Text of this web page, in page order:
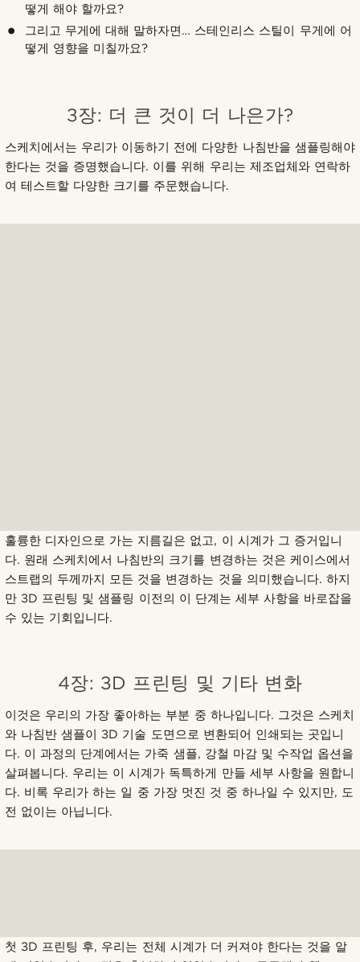
떻게 해야 할까요?
그리고 무게에 대해 말하자면… 스테인리스 스틸이 무게에 어
떻게 영향을 미칠까요?
3장: 더 큰 것이 더 나은가?
스케치에서는 우리가 이동하기 전에 다양한 나침반을 샘플링해야
한다는 것을 증명했습니다. 이를 위해 우리는 제조업체와 연락하
여 테스트할 다양한 크기를 주문했습니다.
훌륭한 디자인으로 가는 지름길은 없고, 이 시계가 그 증거입니
다. 원래 스케치에서 나침반의 크기를 변경하는 것은 케이스에서
스트랩의 두께까지 모든 것을 변경하는 것을 의미했습니다. 하지
만 3D 프린팅 및 샘플링 이전의 이 단계는 세부 사항을 바로잡을
수 있는 기회입니다.
4장: 3D 프린팅 및 기타 변화
이것은 우리의 가장 좋아하는 부분 중 하나입니다. 그것은 스케치
와 나침반 샘플이 3D 기술 도면으로 변환되어 인쇄되는 곳입니
다. 이 과정의 단계에서는 가죽 샘플, 강철 마감 및 수작업 옵션을
살펴봅니다. 우리는 이 시계가 독특하게 만들 세부 사항을 원합니
다. 비록 우리가 하는 일 중 가장 멋진 것 중 하나일 수 있지만, 도
전 없이는 아닙니다.
첫 3D 프린팅 후, 우리는 전체 시계가 더 커져야 한다는 것을 알